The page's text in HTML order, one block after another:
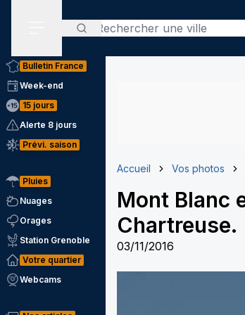
Rechercher
Bulletin France
Week-end
15 jours
Alerte 8 jours
Prévi. saison
Pluies
Nuages
Orages
Station Grenoble
Votre quartier
Webcams
Accueil Vos photos
Mont Blanc
Chartreuse.
03/11/2016